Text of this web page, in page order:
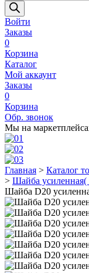
товаров
Войти
Заказы
0
Корзина
Каталог
Мой аккаунт
Заказы
0
Корзина
Обр. звонок
Мы на
Главная > Каталог
> Шайба
Шайба D20